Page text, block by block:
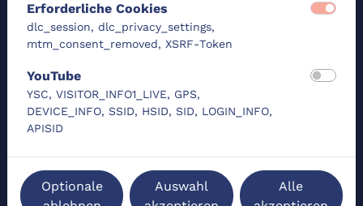
Erforderliche Cookies
dlc_session, dlc_privacy_settings,
mtm_consent_removed, XSRF-Token
YouTube
YSC, VISITOR_INFO1_LIVE, GPS,
DEVICE_INFO, SSID, HSID, SID, LOGIN_INFO,
APISID
Optionale
Auswahl
Alle
Entrepreneurial Mindset – Ich hab' da 'ne
Idee
Einführung
Management vs. Entrepreneurship
Wie gehe ich mit Unsicherheit um –
Effectual Entrepreneur?
Ich brauch' da 'ne Idee – und jetzt?
Team- oder Einzelgründung